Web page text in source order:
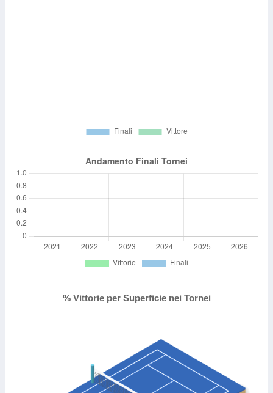
% Vittorie per Superficie nei Tornei